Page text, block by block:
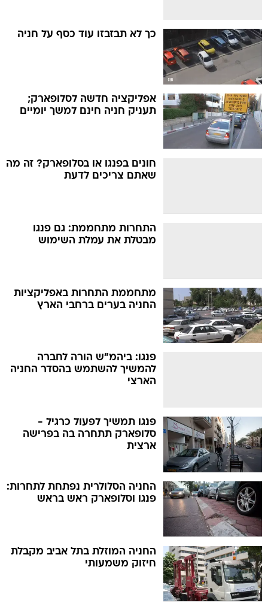
כך לא תבזבזו עוד כסף על חניה
אפליקציה חדשה לסלופארק;
תעניק חניה חינם למשך יומיים
חונים בפנגו או בסלופארק? זה מה
שאתם צריכים לדעת
התחרות מתחממת: גם פנגו
מבטלת את עמלת השימוש
מתחממת התחרות באפליקציות
החניה בערים ברחבי הארץ
פנגו: ביהמ"ש הורה לחברה
להמשיך להשתמש בהסדר החניה
הארצי
פנגו תמשיך לפעול כרגיל -
סלופארק תתחרה בה בפרישה
ארצית
החניה הסלולרית נפתחת לתחרות:
פנגו וסלופארק ראש בראש
החניה המוזלת בתל אביב מקבלת
חיזוק משמעותי